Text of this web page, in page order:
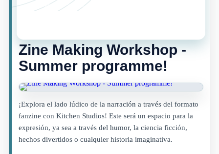
Este evento ya no esta vigente, pero hay muchas mas
Zine Making Workshop -
Summer programme!
¡Explora el lado lúdico de la narración a través del formato
fanzine con Kitchen Studios! Este será un espacio para la
expresión, ya sea a través del humor, la ciencia ficción,
hechos divertidos o cualquier historia imaginativa.